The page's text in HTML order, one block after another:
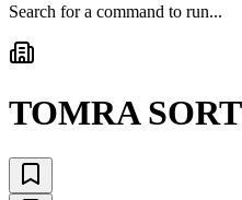
Search for a command to run...
TOMRA